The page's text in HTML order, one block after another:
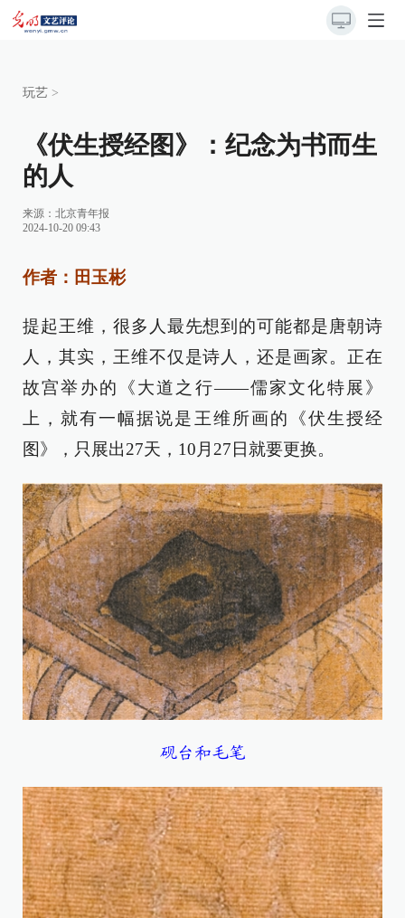
玩艺 >
《伏生授经图》：纪念为书而生
的人
来源： 北京青年报
2024-10-20 09:43
作者：田玉彬
提起王维，很多人最先想到的可能都是唐朝诗
人，其实，王维不仅是诗人，还是画家。正在
故宫举办的《大道之行——儒家文化特展》
上，就有一幅据说是王维所画的《伏生授经
图》，只展出27天，10月27日就要更换。
砚台和毛笔